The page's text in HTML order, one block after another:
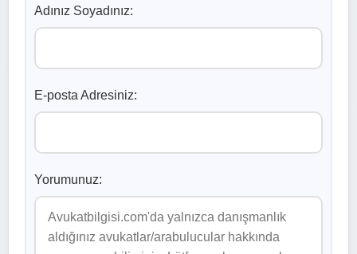
Adınız Soyadınız:
E-posta Adresiniz:
Yorumunuz: